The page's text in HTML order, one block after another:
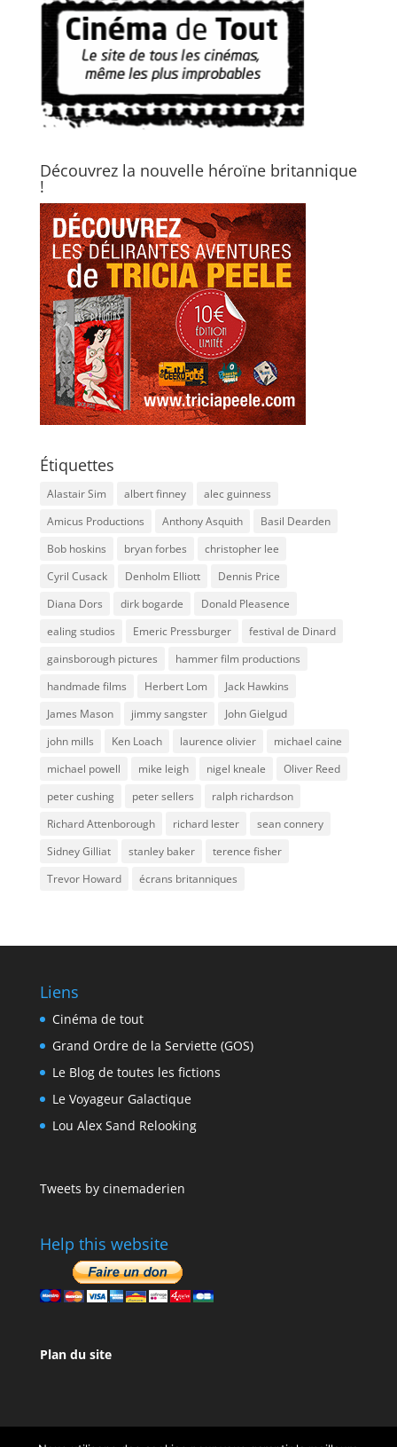
Découvrez la nouvelle héroïne britannique
!
Étiquettes
Alastair Sim albert finney
alec guinness
Amicus Productions
Anthony Asquith
Basil Dearden
Bob hoskins
bryan forbes
christopher lee
Cyril Cusack
Denholm Elliott
Dennis Price
Diana Dors
dirk bogarde
Donald Pleasence
ealing studios
Emeric Pressburger
festival de Dinard
gainsborough pictures
hammer film productions
handmade films
Herbert Lom
Jack Hawkins
James Mason
jimmy sangster
John Gielgud
john mills
Ken Loach laurence olivier
michael caine
michael powell
mike leigh nigel kneale
Oliver Reed
peter cushing
peter sellers
ralph richardson
Richard Attenborough
richard lester
sean connery
Sidney Gilliat
stanley baker
terence fisher
Trevor Howard
écrans britanniques
Liens
Cinéma de tout
Grand Ordre de la Serviette (GOS)
Le Blog de toutes les fictions
Le Voyageur Galactique
Lou Alex Sand Relooking
Tweets by cinemaderien
Help this website
Plan du site